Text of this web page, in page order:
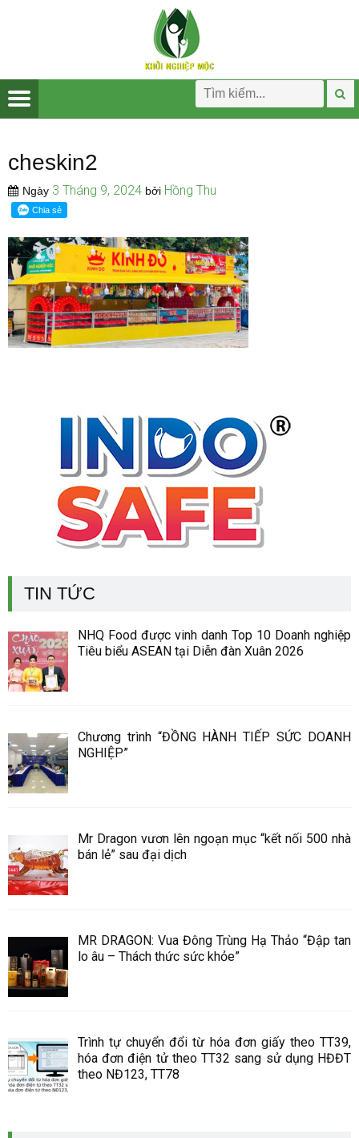
cheskin2
Ngày 3 Tháng 9, 2024 bởi Hồng Thu
TIN TỨC
NHQ Food được vinh danh Top 10 Doanh nghiệp
Tiêu biểu ASEAN tại Diễn đàn Xuân 2026
Chương trình “ĐỒNG HÀNH TIẾP SỨC DOANH
NGHIỆP”
Mr Dragon vươn lên ngoạn mục “kết nối 500 nhà
bán lẻ” sau đại dịch
MR DRAGON: Vua Đông Trùng Hạ Thảo “Đập tan
lo âu – Thách thức sức khỏe”
Trình tự chuyển đổi từ hóa đơn giấy theo TT39,
hóa đơn điện tử theo TT32 sang sử dụng HĐĐT
theo NĐ123, TT78